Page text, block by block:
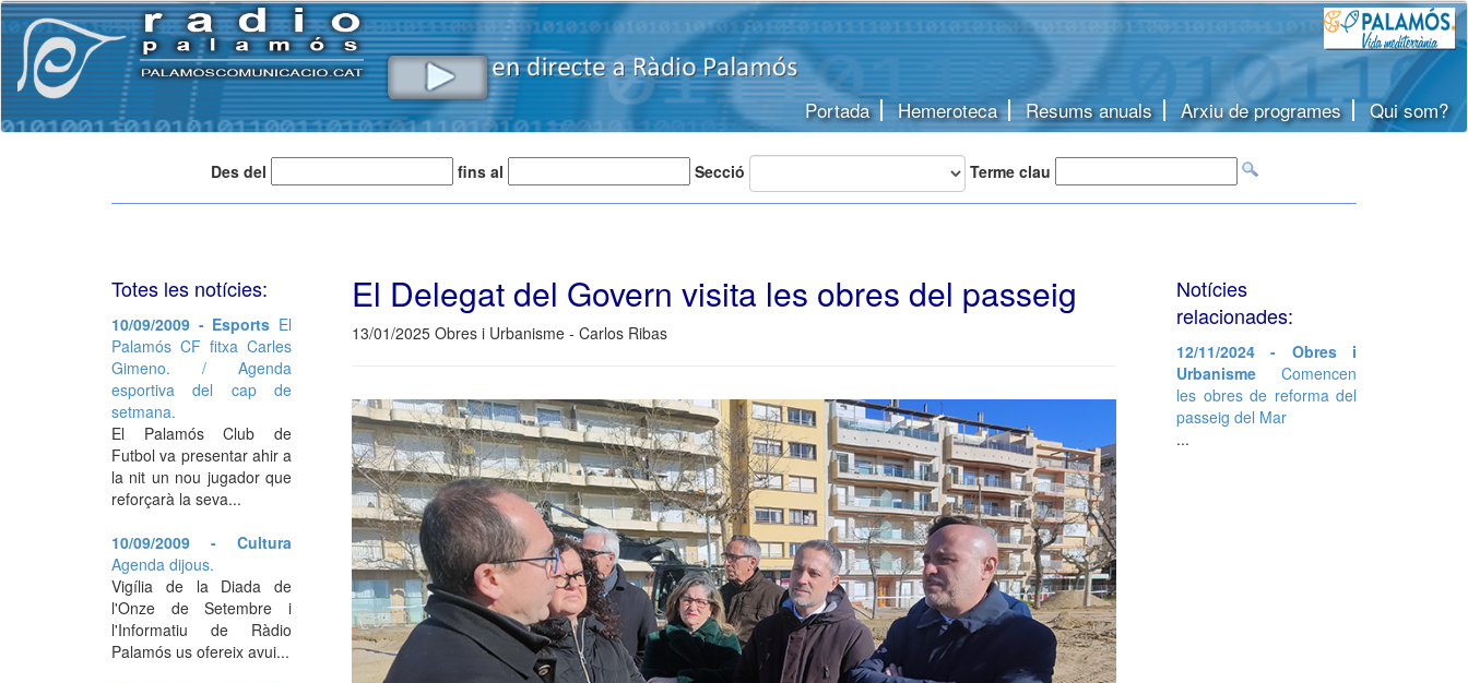
Portada Hemeroteca Resums anuals Arxiu de programes Qui som?
Des del fins al Secció Terme clau
El Delegat del Govern visita les obres del passeig
13/01/2025 Obres i Urbanisme - Carlos Ribas
Totes les notícies:
10/09/2009 - Esports El
Palamós CF fitxa Carles
Gimeno. / Agenda
esportiva del cap de
setmana.
El Palamós Club de
Futbol va presentar ahir a
la nit un nou jugador que
reforçarà la seva...
10/09/2009 - Cultura
Agenda dijous.
Vigília de la Diada de
l'Onze de Setembre i
l'Informatiu de Ràdio
Palamós us ofereix avui...
Notícies
relacionades:
12/11/2024 - Obres i
Urbanisme Comencen
les obres de reforma del
passeig del Mar
...